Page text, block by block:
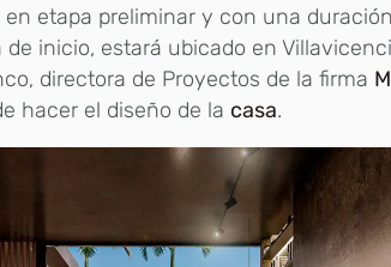
etapa preliminar y con una
inicio, estará ubicado en
directora de Proyectos de la firma
hacer el diseño de la casa.